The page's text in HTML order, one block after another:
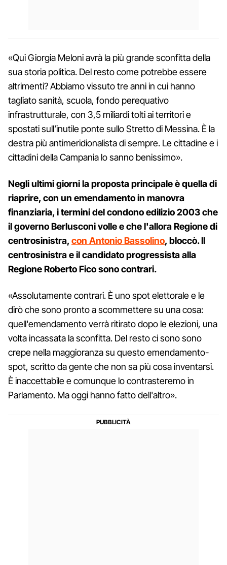
«Qui Giorgia Meloni avrà la più grande sconfitta della
sua storia politica. Del resto come potrebbe essere
altrimenti? Abbiamo vissuto tre anni in cui hanno
tagliato sanità, scuola, fondo perequativo
infrastrutturale, con 3,5 miliardi tolti ai territori e
spostati sull’inutile ponte sullo Stretto di Messina. È la
destra più antimeridionalista di sempre. Le cittadine e i
cittadini della Campania lo sanno benissimo».
Negli ultimi giorni la proposta principale è quella di
riaprire, con un emendamento in manovra
finanziaria, i termini del condono edilizio 2003 che
il governo Berlusconi volle e che l'allora Regione di
centrosinistra, con Antonio Bassolino, bloccò. Il
centrosinistra e il candidato progressista alla
Regione Roberto Fico sono contrari.
«Assolutamente contrari. È uno spot elettorale e le
dirò che sono pronto a scommettere su una cosa:
quell'emendamento verrà ritirato dopo le elezioni, una
volta incassata la sconfitta. Del resto ci sono sono
crepe nella maggioranza su questo emendamento-
spot, scritto da gente che non sa più cosa inventarsi.
È inaccettabile e comunque lo contrasteremo in
Parlamento. Ma oggi hanno fatto dell'altro».